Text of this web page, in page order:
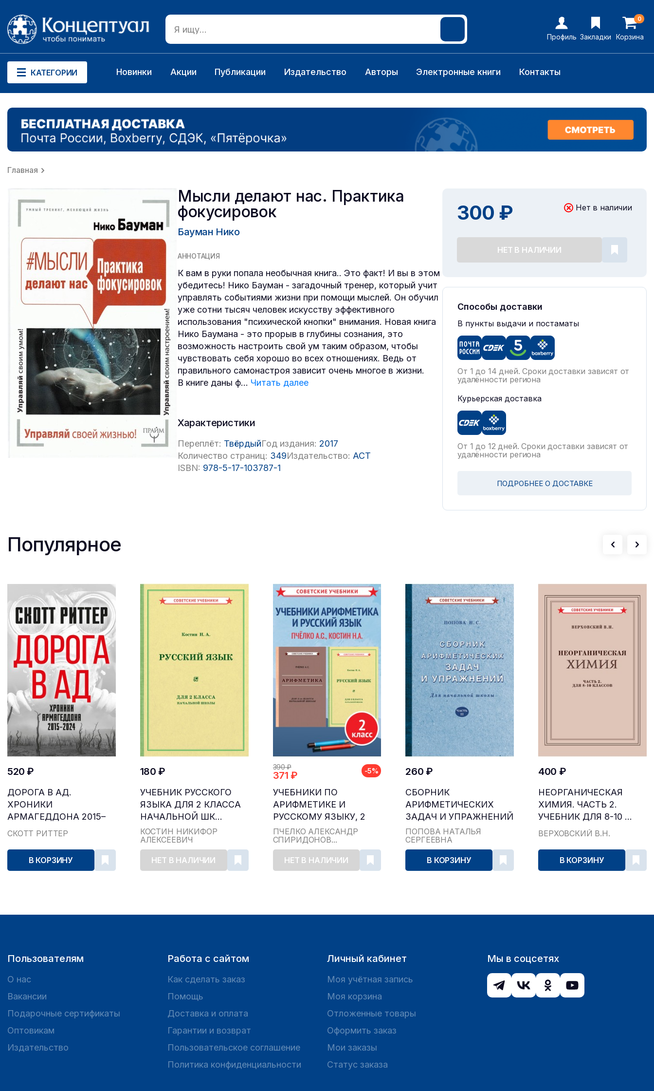
Профиль Закладки
0
Корзина
КАТЕГОРИИ Новинки Акции Публикации Издательство Авторы Электронные книги Контакты
Главная
Мысли делают нас. Практика
фокусировок
Бауман Нико
АННОТАЦИЯ
К вам в руки попала необычная книга.. Это факт! И вы в этом
убедитесь! Нико Бауман - загадочный тренер, который учит
управлять событиями жизни при помощи мыслей. Он обучил
уже сотни тысяч человек искусству эффективного
использования "психической кнопки" внимания. Новая книга
Нико Баумана - это прорыв в глубины сознания, это
возможность настроить свой ум таким образом, чтобы
чувствовать себя хорошо во всех отношениях. Ведь от
правильного самонастроя зависит очень многое в жизни.
В книге даны ф... Читать далее
Характеристики
Переплёт: ТвёрдыйГод издания: 2017
Количество страниц: 349Издательство: АСТ
ISBN: 978-5-17-103787-1
300 ₽ Нет в наличии
НЕТ В НАЛИЧИИ
Способы доставки
В пункты выдачи и постаматы
От 1 до 14 дней. Сроки доставки зависят от
удалённости региона
Курьерская доставка
От 1 до 12 дней. Сроки доставки зависят от
удалённости региона
ПОДРОБНЕЕ О ДОСТАВКЕ
Популярное
520 ₽
ДОРОГА В АД.
ХРОНИКИ
АРМАГЕДДОНА 2015–
2024
СКОТТ РИТТЕР
В КОРЗИНУ
180 ₽
УЧЕБНИК РУССКОГО
ЯЗЫКА ДЛЯ 2 КЛАССА
НАЧАЛЬНОЙ ШК...
КОСТИН НИКИФОР
АЛЕКСЕЕВИЧ
НЕТ В НАЛИЧИИ
390 ₽
371 ₽ -5%
УЧЕБНИКИ ПО
АРИФМЕТИКЕ И
РУССКОМУ ЯЗЫКУ, 2
КЛАСС...
ПЧЁЛКО АЛЕКСАНДР
СПИРИДОНОВ...
НЕТ В НАЛИЧИИ
260 ₽
СБОРНИК
АРИФМЕТИЧЕСКИХ
ЗАДАЧ И УПРАЖНЕНИЙ
ДЛЯ НА...
ПОПОВА НАТАЛЬЯ
СЕРГЕЕВНА
В КОРЗИНУ
400 ₽
НЕОРГАНИЧЕСКАЯ
ХИМИЯ. ЧАСТЬ 2.
УЧЕБНИК ДЛЯ 8-10 ...
ВЕРХОВСКИЙ В.Н.
В КОРЗИНУ
Пользователям
О нас
Вакансии
Подарочные сертификаты
Оптовикам
Издательство
Работа с сайтом
Как сделать заказ
Помощь
Доставка и оплата
Гарантии и возврат
Пользовательское соглашение
Политика конфиденциальности
Личный кабинет
Моя учётная запись
Моя корзина
Отложенные товары
Оформить заказ
Мои заказы
Статус заказа
Мы в соцсетях